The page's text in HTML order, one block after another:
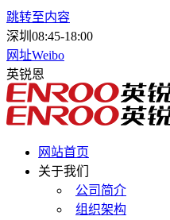
跳转至内容
深圳 08:45-18:00
网址Weibo
英锐恩
网站首页
关于我们
公司简介
组织架构